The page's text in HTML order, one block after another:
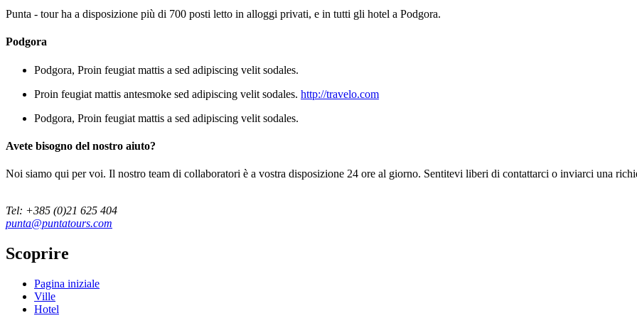
Punta - tour ha a disposizione più di 700 posti letto in alloggi privati, e in tutti gli hotel a Podgora.
Podgora
Podgora, Proin feugiat mattis a sed adipiscing velit sodales.
Proin feugiat mattis antesmoke sed adipiscing velit sodales. http://travelo.com
Podgora, Proin feugiat mattis a sed adipiscing velit sodales.
Avete bisogno del nostro aiuto?
Noi siamo qui per voi. Il nostro team di collaboratori è a vostra disposizione 24 ore al giorno. Sentitevi liberi di contattarci o inviarci una
Tel: +385 (0)21 625 404
punta@puntatours.com
Scoprire
Pagina iniziale
Ville
Hotel